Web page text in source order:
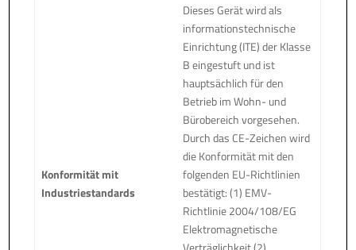
Konformität mit
Industriestandards
Dieses Gerät wird als
informationstechnische
Einrichtung (ITE) der Klasse
B eingestuft und ist
hauptsächlich für den
Betrieb im Wohn- und
Bürobereich vorgesehen.
Durch das CE-Zeichen wird
die Konformität mit den
folgenden EU-Richtlinien
bestätigt: (1) EMV-
Richtlinie 2004/108/EG
Elektromagnetische